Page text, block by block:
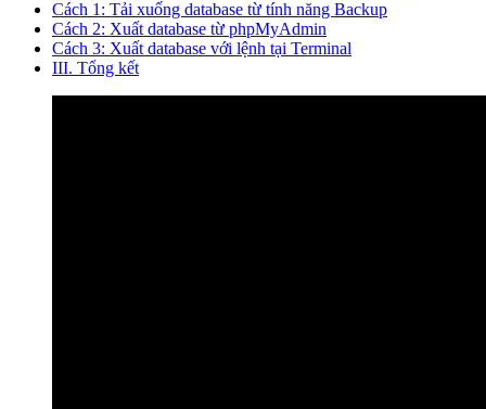
Cách 1: Tải xuống database từ tính năng Backup
Cách 2: Xuất database từ phpMyAdmin
Cách 3: Xuất database với lệnh tại Terminal
III. Tổng kết